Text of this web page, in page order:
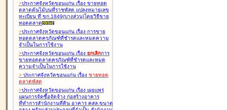
>ประกาศจังหวัดขอนแก่น เรื่อง ขายทอด
ตลาดต้นไม้บนที่ราชพัสดุ แปลงหมายเลข
ทะเบียน ที่ ขก.1849(บางส่วน)โดยวิธีขาย
ทอดตลาด
>ประกาศจังหวัดขอนแก่น เรื่อง การขาย
ทอดตลาดครุภัณฑ์ที่ชำรุดและหมดความ
จำเป็นในการใช้งาน
>ประกาศจังหวัดขอนแก่น เรื่อง ยกเลิกการ
ขายทอดตลาดครุภัณฑ์ที่ชำรุดและหมด
ความจำเป็นในการใช้งาน
> ประกาศจังหวัดขอนแก่น เรื่อง ขายทอด
ตลาดพัสดุ
>ประกาศจังหวัดขอนแก่น เรื่อง เผยแพร่
แผนการจัดซื้อจัดจ้าง ก่อสร้างอาคาร
ที่ทำการสำนักงานที่ดิน อาคาร คสล.ขนาด